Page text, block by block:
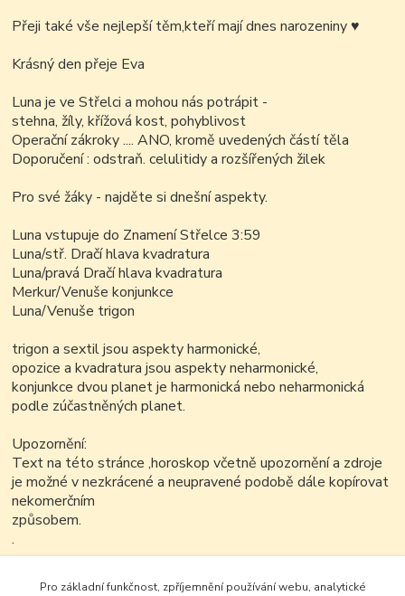
Přeji také vše nejlepší těm,kteří mají dnes narozeniny ♥
Krásný den přeje Eva
Luna je ve Střelci a mohou nás potrápit -
stehna, žíly, křížová kost, pohyblivost
Operační zákroky .... ANO, kromě uvedených částí těla
Doporučení : odstraň. celulitidy a rozšířených žilek
Pro své žáky - najděte si dnešní aspekty.
Luna vstupuje do Znamení Střelce 3:59
Luna/stř. Dračí hlava kvadratura
Luna/pravá Dračí hlava kvadratura
Merkur/Venuše konjunkce
Luna/Venuše trigon
trigon a sextil jsou aspekty harmonické,
opozice a kvadratura jsou aspekty neharmonické,
konjunkce dvou planet je harmonická nebo neharmonická
podle zúčastněných planet.
Upozornění:
Text na této stránce ,horoskop včetně upozornění a zdroje
je možné v nezkrácené a neupravené podobě dále kopírovat
nekomerčním
způsobem.
.
.
Pro základní funkčnost, zpříjemnění používání webu, analytické